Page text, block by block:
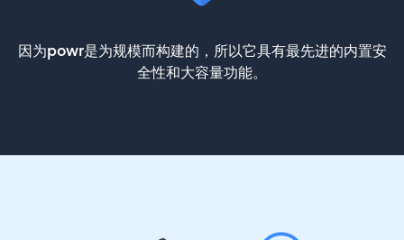
因为powr是为规模而构建的，所以它具有最先进的内置安
全性和大容量功能。